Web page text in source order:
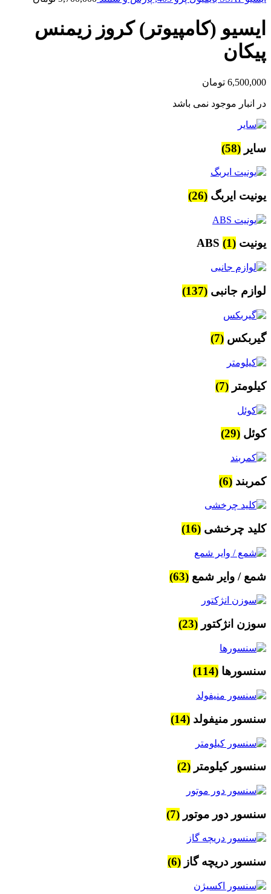
ایسیو (کامپیوتر) کروز زیمنس
پیکان
6,500,000 تومان
در انبار موجود نمی باشد
سایر (58)
یونیت ایربگ (26)
یونیت ABS (1)
لوازم جانبی (137)
گیربکس (7)
کیلومتر (7)
کوئل (29)
کمربند (6)
کلید چرخشی (16)
شمع / وایر شمع (63)
سوزن انژکتور (23)
سنسورها (114)
سنسور منیفولد (14)
سنسور کیلومتر (2)
سنسور دور موتور (7)
سنسور دریچه گاز (6)